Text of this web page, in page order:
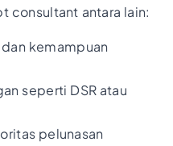
consultant antara lain:
kemampuan
seperti DSR atau
pelunasan